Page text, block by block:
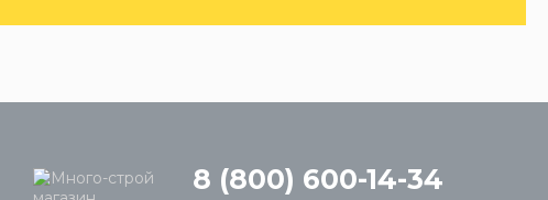
8 (800) 600-14-34